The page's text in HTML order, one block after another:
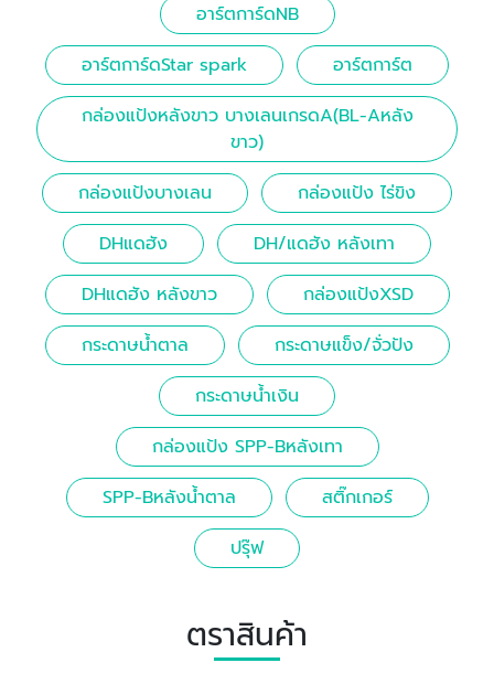
อาร์ตการ์ดNB
อาร์ตการ์ดStar spark
อาร์ตการ์ต
กล่องแป้งหลังขาว บางเลนเกรดA(BL-Aหลัง
ขาว)
กล่องแป้งบางเลน
กล่องแป้ง ไร่ขิง
DHแดฮัง
DH/แดฮัง หลังเทา
DHแดฮัง หลังขาว
กล่องแป้งXSD
กระดาษน้ำตาล
กระดาษแข็ง/จั่วปัง
กระดาษน้ำเงิน
กล่องแป้ง SPP-Bหลังเทา
SPP-Bหลังน้ำตาล
สติ๊กเกอร์
ปรุ๊ฟ
ตราสินค้า